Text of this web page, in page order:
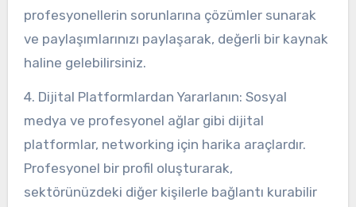
profesyonellerin sorunlarına çözümler sunarak
ve paylaşımlarınızı paylaşarak, değerli bir kaynak
haline gelebilirsiniz.
4. Dijital Platformlardan Yararlanın: Sosyal
medya ve profesyonel ağlar gibi dijital
platformlar, networking için harika araçlardır.
Profesyonel bir profil oluşturarak,
sektörünüzdeki diğer kişilerle bağlantı kurabilir